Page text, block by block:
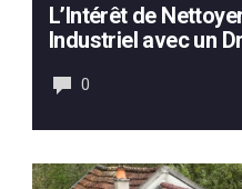
L’Intérêt de
Industriel avec un
0